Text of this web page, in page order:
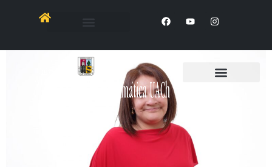
Walkiria Gallegos Fester